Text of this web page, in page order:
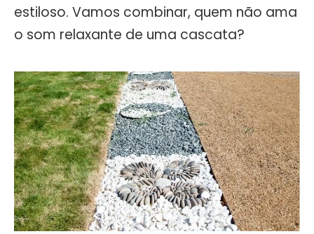
estiloso. Vamos combinar, quem não ama
o som relaxante de uma cascata?